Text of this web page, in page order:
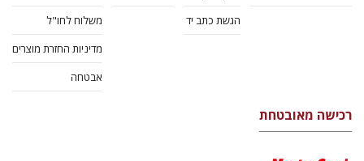
הגשת כתב יד
משלוח לחו"ל
מדיניות החזרת מוצרים
אבטחה
רכישה מאובטחת